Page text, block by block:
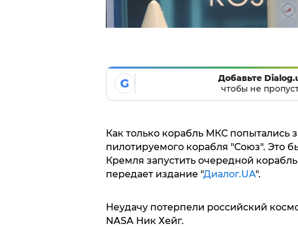
G
Добавьте
чтобы не
Как только корабль МКС попытались
пилотируемого корабля "Союз". Это
Кремля запустить очередной
передает издание "Диалог.UA".
Неудачу потерпели российский
NASA Ник Хейг.